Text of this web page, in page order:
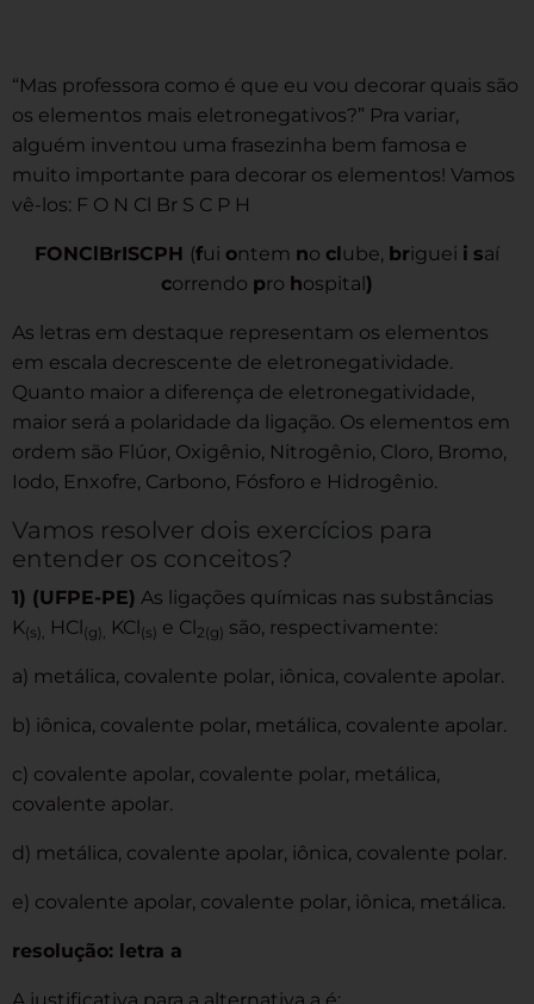
“Mas professora como é que eu vou decorar quais são
os elementos mais eletronegativos?” Pra variar,
alguém inventou uma frasezinha bem famosa e
muito importante para decorar os elementos! Vamos
vê-los: F O N Cl Br S C P H
FONClBrISCPH (fui ontem no clube, briguei i saí
correndo pro hospital)
As letras em destaque representam os elementos
em escala decrescente de eletronegatividade.
Quanto maior a diferença de eletronegatividade,
maior será a polaridade da ligação. Os elementos em
ordem são Flúor, Oxigênio, Nitrogênio, Cloro, Bromo,
Iodo, Enxofre, Carbono, Fósforo e Hidrogênio.
Vamos resolver dois exercícios para
entender os conceitos?
1) (UFPE-PE) As ligações químicas nas substâncias
K(s), HCl(g), KCl(s) e Cl2(g) são, respectivamente:
a) metálica, covalente polar, iônica, covalente apolar.
b) iônica, covalente polar, metálica, covalente apolar.
c) covalente apolar, covalente polar, metálica,
covalente apolar.
d) metálica, covalente apolar, iônica, covalente polar.
e) covalente apolar, covalente polar, iônica, metálica.
resolução: letra a